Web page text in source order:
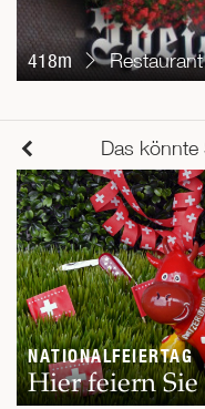
418m
Das könnte
NATIONALFEIERTAG
Hier feiern